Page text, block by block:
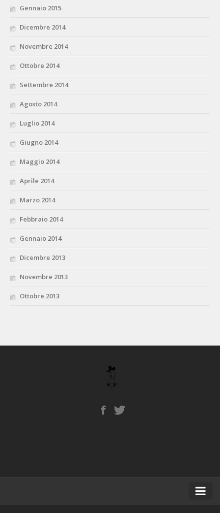
Gennaio 2015
Dicembre 2014
Novembre 2014
Ottobre 2014
Settembre 2014
Agosto 2014
Luglio 2014
Giugno 2014
Maggio 2014
Aprile 2014
Marzo 2014
Febbraio 2014
Gennaio 2014
Dicembre 2013
Novembre 2013
Ottobre 2013